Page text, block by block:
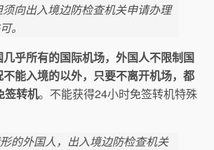
须向出入境边防检查机关申请办理
。
几乎所有的国际机场，外国人不限制国
能入境的以外，只要不离开机场，都
签转机。不能获得24小时免签转机特殊
的外国人，出入境边防检查机关